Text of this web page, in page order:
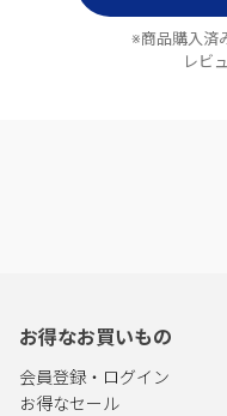
※商品購入済
レビ
お得なお買いもの
会員登録・ログイン
お得なセール